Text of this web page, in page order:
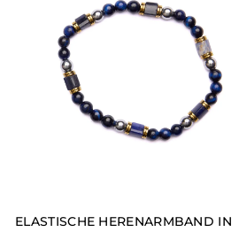
ELASTISCHE HERENARMBAND IN